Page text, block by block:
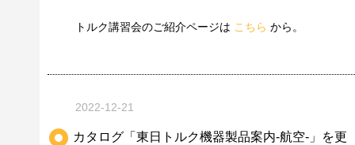
トルク講習会のご紹介ページは こちら から。
2022-12-21
カタログ「東日トルク機器製品案内-航空-」を更